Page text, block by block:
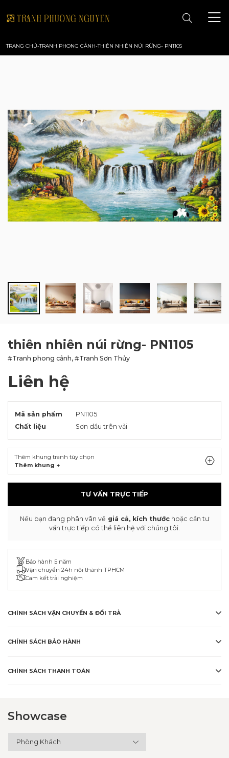
TRANH PHONG CẢNH
TRANH PHONG THỦY
TRANH HOA
TRANH SƠN DẦU
TRANG CHỦ-TRANH PHONG CẢNH-THIÊN NHIÊN NÚI RỪNG- PN1105
thiên nhiên núi rừng- PN1105
#Tranh phong cảnh, #Tranh Sơn Thủy
Liên hệ
Mã sản phẩm
PN1105
Chất liệu
Sơn dầu trên vải
Thêm khung tranh tùy chọn
Thêm khung +
TƯ VẤN TRỰC TIẾP
Nếu bạn đang phân vân về giá cả, kích thước hoặc cần tư
vấn trực tiếp có thể liên hệ với chúng tôi.
Bảo hành 5 năm
Vận chuyển 24h nội thành TPHCM
Cam kết trải nghiệm
CHÍNH SÁCH VẬN CHUYỂN & ĐỔI TRẢ
CHÍNH SÁCH BẢO HÀNH
CHÍNH SÁCH THANH TOÁN
Showcase